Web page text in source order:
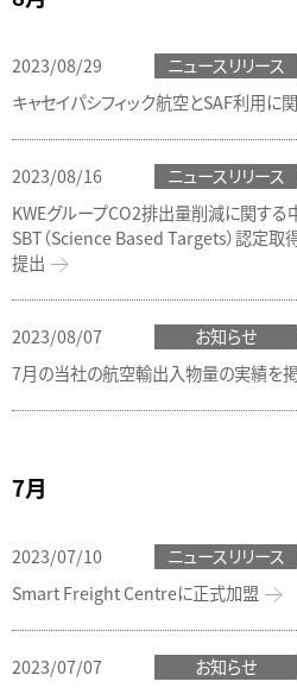
2023/08/29
ニュースリリース
キャセイパシフィック航空とSAF利用
2023/08/16
ニュースリリース
KWEグループCO2排出量削減に関する
SBT（Science Based Targets）認定取
提出
2023/08/07
お知らせ
7月の当社の航空輸出入物量の実績を
7月
2023/07/10
ニュースリリース
Smart Freight Centreに正式加盟
2023/07/07
お知らせ